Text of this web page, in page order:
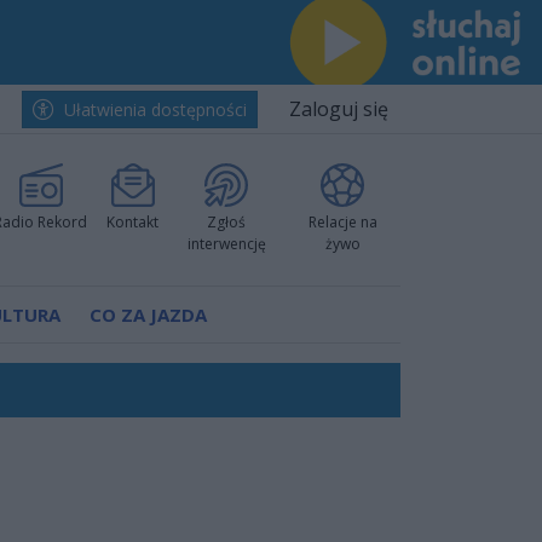
Ułatwienia dostępności Zaloguj się
Rekord Kontakt
Zgłoś
interwencję
Relacje na
żywo
CO ZA JAZDA